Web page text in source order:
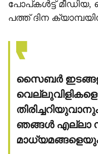
പോപ്കള്‍ട്ട്
പത്ത് ദിന
സൈബര്‍
ഞങ്ങള്‍ എല്ലാ